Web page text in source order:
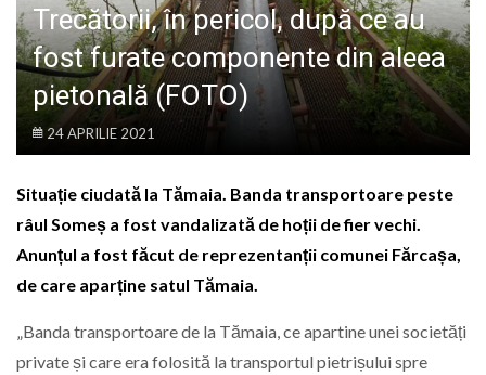
Trecătorii, în pericol, după ce au
fost furate componente din aleea
pietonală (FOTO)
24 APRILIE 2021
Situație ciudată la Tămaia. Banda transportoare peste
râul Someș a fost vandalizată de hoții de fier vechi.
Anunțul a fost făcut de reprezentanții comunei Fărcașa,
de care aparține satul Tămaia.
„Banda transportoare de la Tămaia, ce apartine unei societăți
private și care era folosită la transportul pietrișului spre